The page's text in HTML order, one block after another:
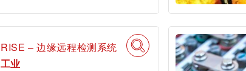
RISE – 边缘远程检测系统
工业